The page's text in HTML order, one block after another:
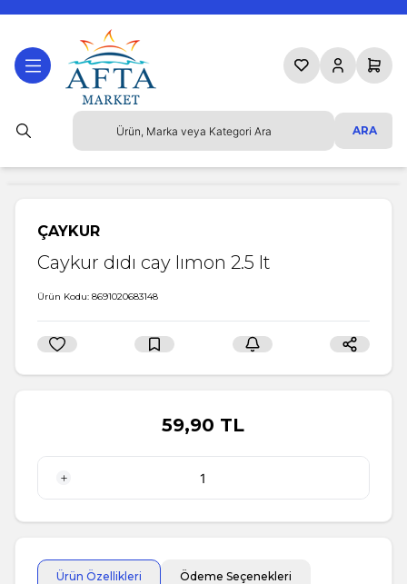
ARA
Favorilerim
HesabımSepetim
ÇAYKUR
Caykur dıdı cay lımon 2.5 lt
Ürün Kodu: 8691020683148
59,90 TL
Ürün Özellikleri Ödeme Seçenekleri